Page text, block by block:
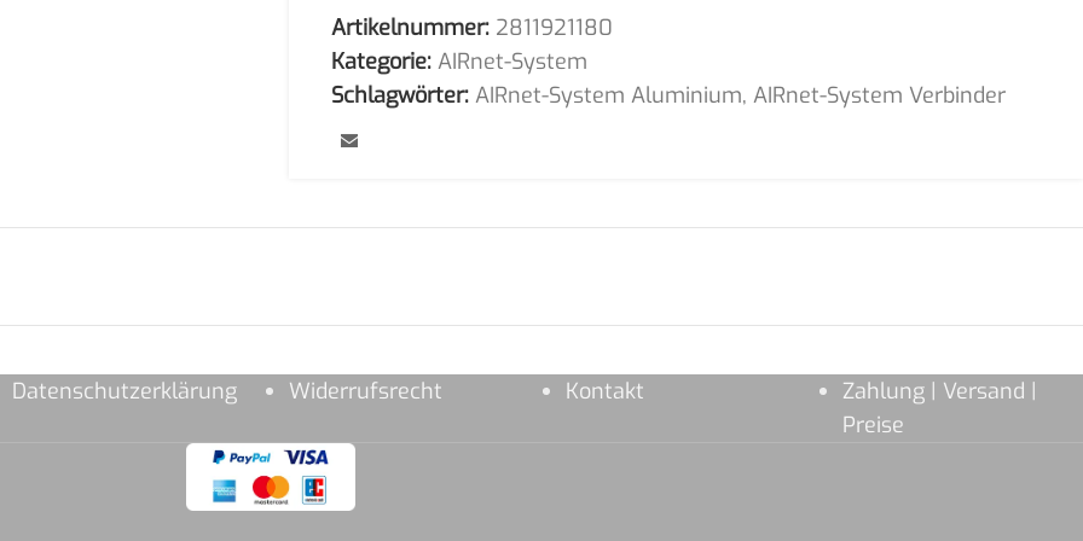
Artikelnummer: 2811921180
Kategorie: AIRnet-System
Schlagwörter: AIRnet-System Aluminium, AIRnet-System Verbinder
Datenschutzerklärung Widerrufsrecht Kontakt
Zahlung | Versand |
Preise